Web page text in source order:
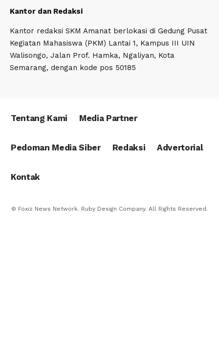
Kantor dan Redaksi
Kantor redaksi SKM Amanat berlokasi di Gedung Pusat
Kegiatan Mahasiswa (PKM) Lantai 1, Kampus III UIN
Walisongo, Jalan Prof. Hamka, Ngaliyan, Kota
Semarang, dengan kode pos 50185
Tentang Kami Media Partner
Pedoman Media Siber Redaksi Advertorial
Kontak
© Foxiz News Network. Ruby Design Company. All Rights Reserved.